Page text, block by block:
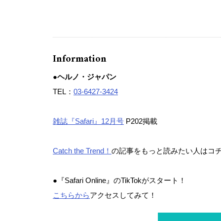
Information
●ヘルノ・ジャパン
TEL： 03-6427-3424
雑誌『Safari』12月号 P202掲載
Catch the Trend！ の記事をもっと読みたい人はコ
●『Safari Online』のTikTokがスタート！
こちらからアクセスしてみて！